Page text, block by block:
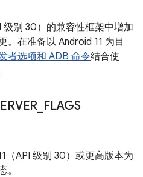
级别 30）的兼容性框架中增加
。在准备以 Android 11 为目
者选项和 ADB 命令结合使
FLAGS
（API 级别 30）或更高版本为
。